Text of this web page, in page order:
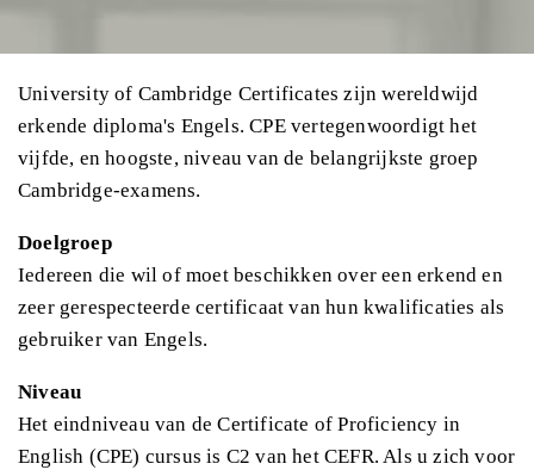
University of Cambridge Certificates zijn wereldwijd
erkende diploma's Engels. CPE vertegenwoordigt het
vijfde, en hoogste, niveau van de belangrijkste groep
Cambridge-examens.
Doelgroep
Iedereen die wil of moet beschikken over een erkend en
zeer gerespecteerde certificaat van hun kwalificaties als
gebruiker van Engels.
Niveau
Het eindniveau van de Certificate of Proficiency in
English (CPE) cursus is C2 van het CEFR. Als u zich voor